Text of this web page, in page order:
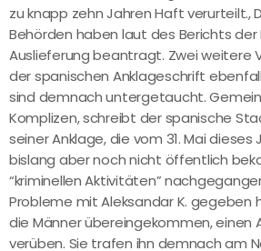
zu knapp zehn Jahren Haft verurteilt.,
Behörden haben laut des Berichts der
Auslieferung beantragt. Zwei weitere
der spanischen Anklageschrift
sind demnach untergetaucht.
Komplizen, schreibt der spanische
seiner Anklage, die vom 31. Mai
bislang aber noch nicht öffentlich
“kriminellen Aktivitäten”
Probleme mit Aleksandar K. gegeben
die Männer übereingekommen, einen
verüben. Sie trafen ihn demnach am